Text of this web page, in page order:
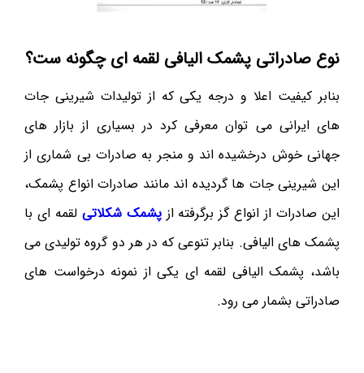
نوع صادراتی پشمک الیافی لقمه ای چگونه ست؟
بنابر کیفیت اعلا و درجه یکی که از تولیدات شیرینی جات
های ایرانی می توان معرفی کرد در بسیاری از بازار های
جهانی خوش درخشیده اند و منجر به صادرات بی شماری از
این شیرینی جات ها گردیده اند مانند صادرات انواع پشمک،
این صادرات از انواع گز برگرفته ازپشمک شکلاتی لقمه ای با
پشمک های الیافی. بنابر تنوعی که در هر دو گروه تولیدی می
باشد، پشمک الیافی لقمه ای یکی از نمونه درخواست های
صادراتی بشمار می رود.